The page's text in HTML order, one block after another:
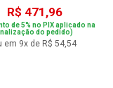
R$ 471,96
de 5% no PIX aplicado na
do pedido)
em 9x de R$ 54,54